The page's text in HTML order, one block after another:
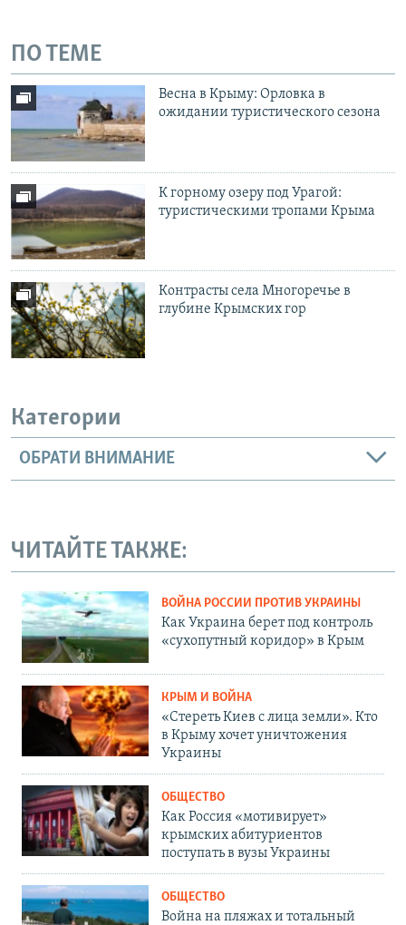
ПО ТЕМЕ
Весна в Крыму: Орловка в
ожидании туристического сезона
К горному озеру под Урагой:
туристическими тропами Крыма
Контрасты села Многоречье в
глубине Крымских гор
Категории
ОБРАТИ ВНИМАНИЕ
ЧИТАЙТЕ ТАКЖЕ:
ВОЙНА РОССИИ ПРОТИВ УКРАИНЫ
Как Украина берет под контроль
«сухопутный коридор» в Крым
КРЫМ И ВОЙНА
«Стереть Киев с лица земли». Кто
в Крыму хочет уничтожения
Украины
ОБЩЕСТВО
Как Россия «мотивирует»
крымских абитуриентов
поступать в вузы Украины
ОБЩЕСТВО
Война на пляжах и тотальный